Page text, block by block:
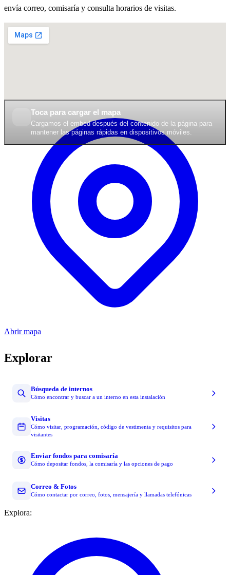
envía correo, comisaría y consulta horarios de visitas.
Toca para cargar el mapa
Cargamos el embed después del contenido de la página para
mantener las páginas rápidas en dispositivos móviles.
Abrir mapa
Explorar
Búsqueda de internos
Cómo encontrar y buscar a un interno en esta instalación
Visitas
Cómo visitar, programación, código de vestimenta y requisitos para
visitantes
Enviar fondos para comisaría
Cómo depositar fondos, la comisaría y las opciones de pago
Correo & Fotos
Cómo contactar por correo, fotos, mensajería y llamadas telefónicas
Explora: